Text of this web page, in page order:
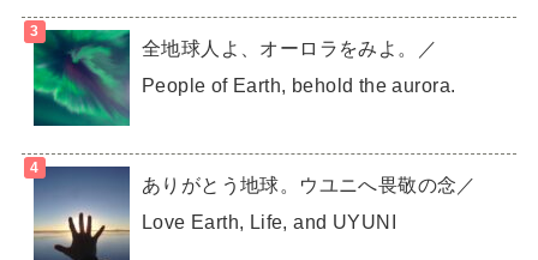
全地球人よ、オーロラをみよ。／
People of Earth, behold the aurora.
ありがとう地球。ウユニへ畏敬の念／
Love Earth, Life, and UYUNI